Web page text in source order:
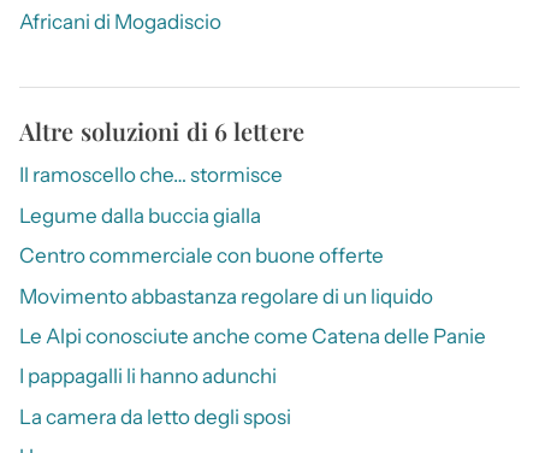
Africani di Mogadiscio
Altre soluzioni di 6 lettere
Il ramoscello che… stormisce
Legume dalla buccia gialla
Centro commerciale con buone offerte
Movimento abbastanza regolare di un liquido
Le Alpi conosciute anche come Catena delle Panie
I pappagalli li hanno adunchi
La camera da letto degli sposi